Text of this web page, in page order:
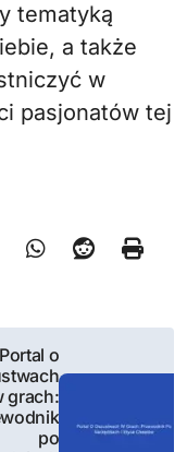
tematyką
a także
w
pasjonatów tej
Portal o
grach:
po